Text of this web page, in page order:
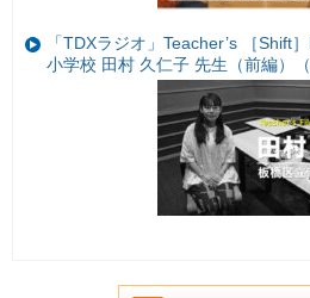
「TDXラジオ」Teacher’s ［Shift
小学校 田村 久仁子 先生（前編）